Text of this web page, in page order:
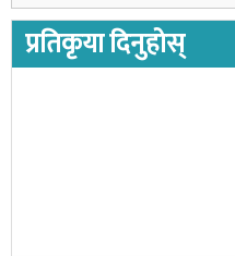
प्रतिकृया दिनुहोस्